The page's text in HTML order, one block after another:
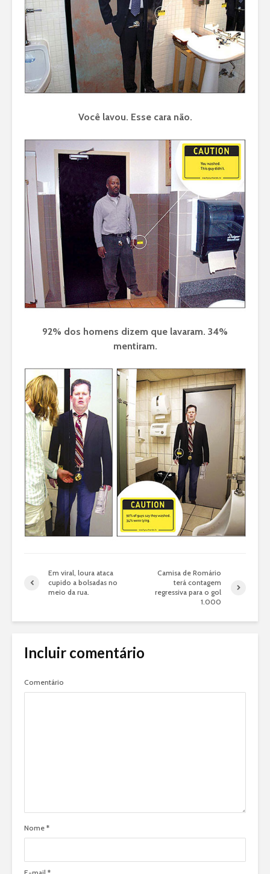
Você lavou. Esse cara não.
92% dos homens dizem que lavaram. 34%
mentiram.
Em viral, loura ataca
cupido a bolsadas no
meio da rua.
Camisa de Romário
terá contagem
regressiva para o gol
1.000
Incluir comentário
Comentário
Nome *